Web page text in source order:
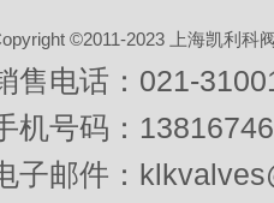
©2011-2023 上海凯利科
售电话：021-
机号码：
子邮件：